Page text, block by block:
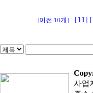
[이전 10개] [11]
사업